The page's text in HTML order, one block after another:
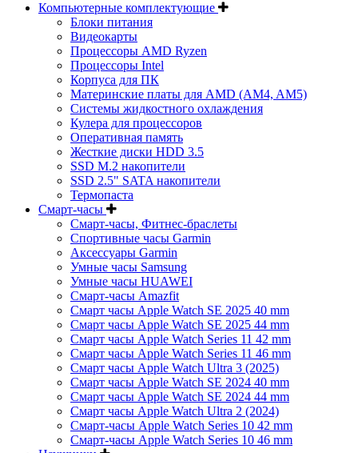
Компьютерные комплектующие
Блоки питания
Видеокарты
Процессоры AMD Ryzen
Процессоры Intel
Корпуса для ПК
Материнские платы для AMD (AM4, AM5)
Системы жидкостного охлаждения
Кулера для процессоров
Оперативная память
Жесткие диски HDD 3.5
SSD M.2 накопители
SSD 2.5" SATA накопители
Термопаста
Смарт-часы
Смарт-часы, Фитнес-браслеты
Спортивные часы Garmin
Аксессуары Garmin
Умные часы Samsung
Умные часы HUAWEI
Смарт-часы Amazfit
Смарт часы Apple Watch SE 2025 40 mm
Смарт часы Apple Watch SE 2025 44 mm
Смарт часы Apple Watch Series 11 42 mm
Смарт часы Apple Watch Series 11 46 mm
Смарт часы Apple Watch Ultra 3 (2025)
Смарт часы Apple Watch SE 2024 40 mm
Смарт часы Apple Watch SE 2024 44 mm
Смарт часы Apple Watch Ultra 2 (2024)
Смарт-часы Apple Watch Series 10 42 mm
Смарт-часы Apple Watch Series 10 46 mm